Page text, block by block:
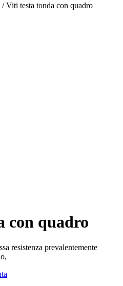
/ Viti testa tonda con quadro
con quadro
resistenza prevalentemente